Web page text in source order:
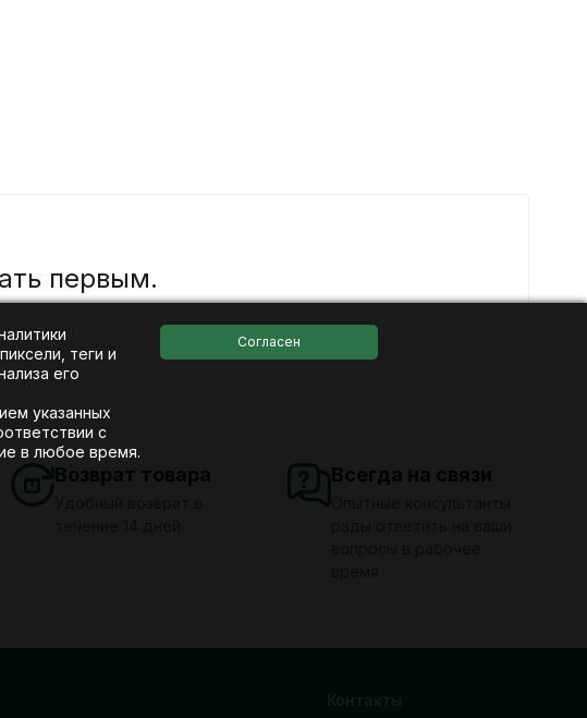
первым.
Возврат товара Всегда на связи
Опытные консультанты
Контакты
теги и
его
указанных
с
в любое время.